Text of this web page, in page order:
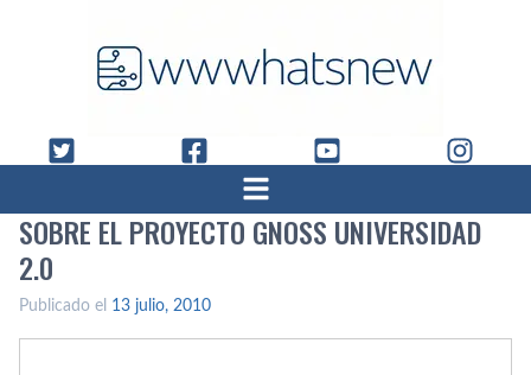
SOBRE EL PROYECTO GNOSS UNIVERSIDAD
2.0
Publicado el 13 julio, 2010